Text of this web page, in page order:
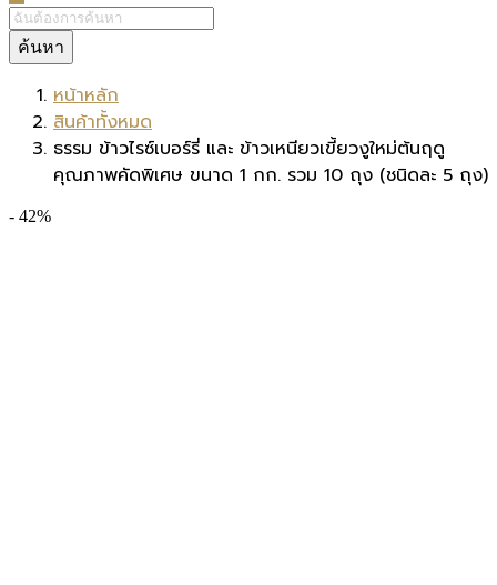
ค้นหา
หน้าหลัก
สินค้าทั้งหมด
ธรรม ข้าวไรซ์เบอร์รี่ และ ข้าวเหนียวเขี้ยวงูใหม่ต้นฤดู
คุณภาพคัดพิเศษ ขนาด 1 กก. รวม 10 ถุง (ชนิดละ 5 ถุง)
- 42%